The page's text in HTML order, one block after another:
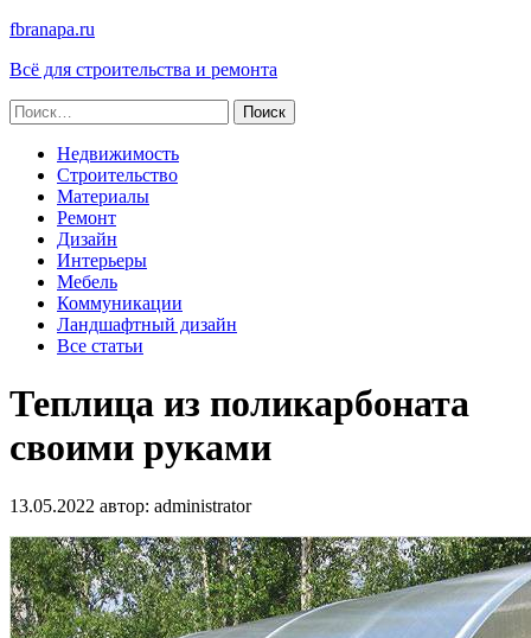
fbranapa.ru
Всё для строительства и ремонта
Найти:
Недвижимость
Строительство
Материалы
Ремонт
Дизайн
Интерьеры
Мебель
Коммуникации
Ландшафтный дизайн
Все статьи
Теплица из поликарбоната
своими руками
13.05.2022 автор: administrator